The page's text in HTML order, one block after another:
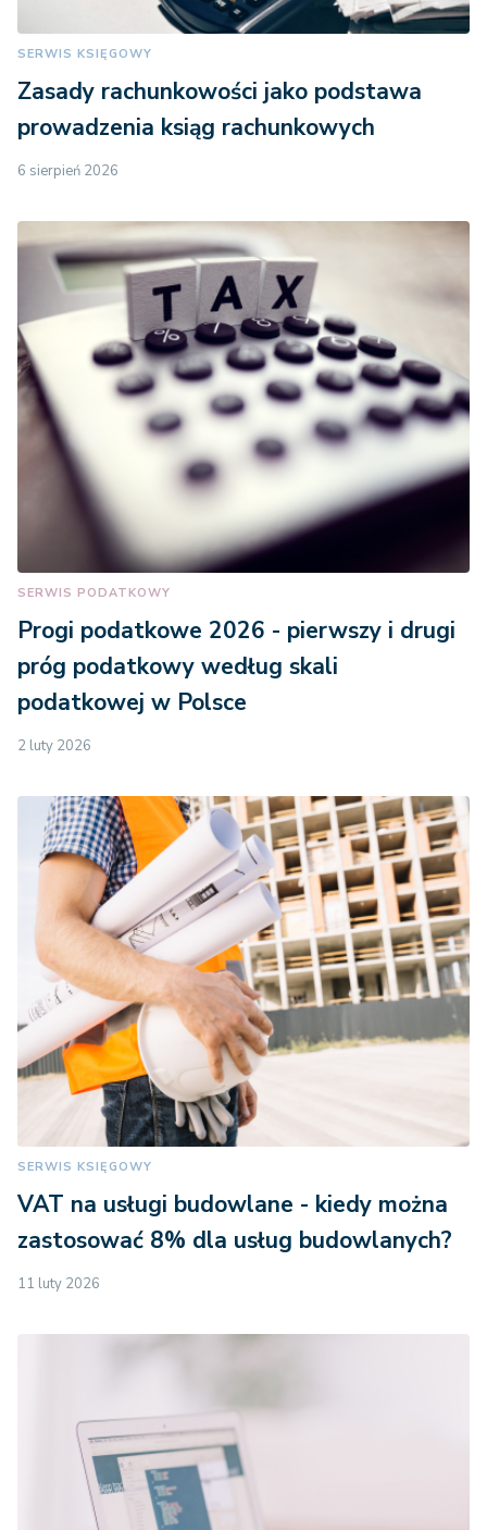
SERWIS KSIĘGOWY
Zasady rachunkowości jako podstawa
prowadzenia ksiąg rachunkowych
6 sierpień 2026
SERWIS PODATKOWY
Progi podatkowe 2026 - pierwszy i drugi
próg podatkowy według skali
podatkowej w Polsce
2 luty 2026
SERWIS KSIĘGOWY
VAT na usługi budowlane - kiedy można
zastosować 8% dla usług budowlanych?
11 luty 2026